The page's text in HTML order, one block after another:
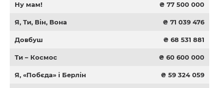
Ну мам! ₴ 77 500 000
Я, Ти, Він, Вона ₴ 71 039 476
Довбуш ₴ 68 531 881
Ти – Космос ₴ 60 600 000
Я, «Побєда» і Берлін ₴ 59 324 059